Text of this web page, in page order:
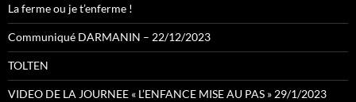
La ferme ou je t’enferme !
Communiqué DARMANIN – 22/12/2023
TOLTEN
VIDEO DE LA JOURNEE « L’ENFANCE MISE AU PAS » 29/1/2023